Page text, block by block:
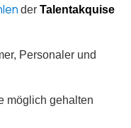
der Talentakquise
Personaler und
möglich gehalten